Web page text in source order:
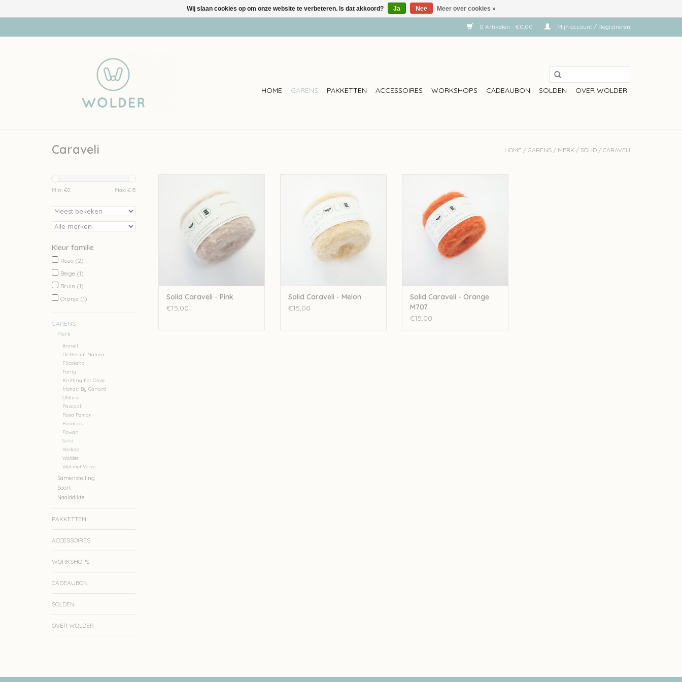
0 Artikelen - €0,00 Mijn account / Registreren
HOME GARENS PAKKETTEN ACCESSOIRES WORKSHOPS CADEAUBON SOLDEN OVER WOLDER
Caraveli HOME / GARENS / MERK / SOLID / CARAVELI
Min: €0 Max: €15
Kleur familie
Roze (2)
Beige (1)
Bruin (1)
Oranje (1)
GARENS
Merk
Annell
De Rerum Natura
Filcolana
Fonty
Knitting For Olive
Mohair By Canard
ONline
Pascuali
Rosa Pomar
Rosarios
Rowan
Solid
Voskop
Wolder
Wol met Verve
Samenstelling
Soort
Naalddikte
PAKKETTEN
ACCESSOIRES
WORKSHOPS
CADEAUBON
SOLDEN
OVER WOLDER
TOEVOEGEN AAN WINKELWAGEN
Solid Caraveli - Pink
€15,00
TOEVOEGEN AAN WINKELWAGEN
Solid Caraveli - Melon
€15,00
TOEVOEGEN AAN WINKELWAGEN
Solid Caraveli - Orange
M707
€15,00
Wij slaan cookies op om onze website te verbeteren. Is dat akkoord? Ja Nee Meer over cookies »